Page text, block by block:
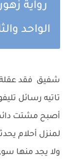
رواية
الواحد
شفيق فقد عقلة
تاتيه رسائل
أصبح مشتت
لمنزل أحلام
ولا يجد منها